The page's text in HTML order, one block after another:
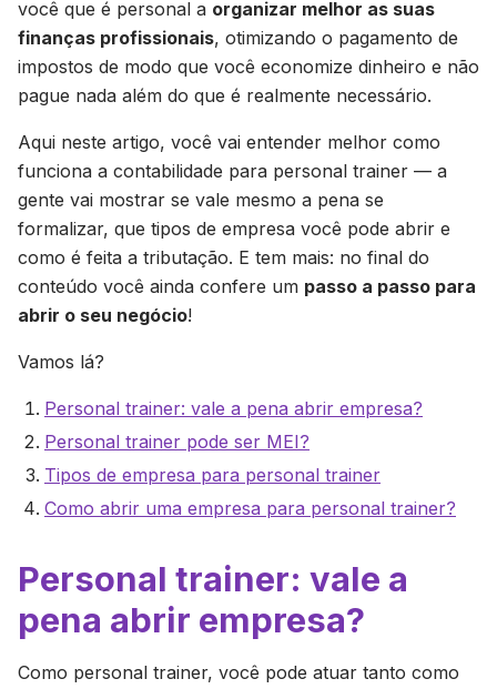
você que é personal a organizar melhor as suas
finanças profissionais, otimizando o pagamento de
impostos de modo que você economize dinheiro e não
pague nada além do que é realmente necessário.
Aqui neste artigo, você vai entender melhor como
funciona a contabilidade para personal trainer — a
gente vai mostrar se vale mesmo a pena se
formalizar, que tipos de empresa você pode abrir e
como é feita a tributação. E tem mais: no final do
conteúdo você ainda confere um passo a passo para
abrir o seu negócio!
Vamos lá?
Personal trainer: vale a pena abrir empresa?
Personal trainer pode ser MEI?
Tipos de empresa para personal trainer
Como abrir uma empresa para personal trainer?
Personal trainer: vale a
pena abrir empresa?
Como personal trainer, você pode atuar tanto como